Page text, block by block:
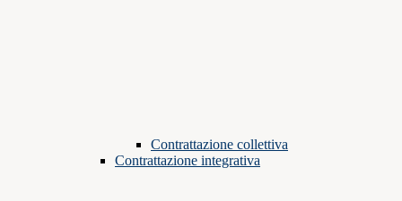
Contrattazione collettiva
Contrattazione integrativa